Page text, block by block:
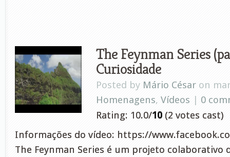
The Feynman Series
Curiosidade
Posted by Mário César on
Homenagens, Vídeos | 0
Rating: 10.0/10 (2 votes cast)
Informações do vídeo: https://
The Feynman Series é um projeto colaborativo